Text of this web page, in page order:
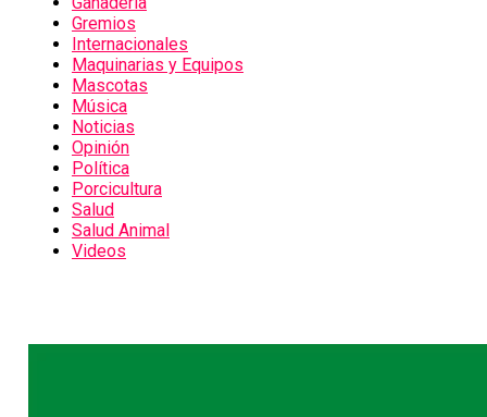
Gremios
Internacionales
Maquinarias y Equipos
Mascotas
Música
Noticias
Opinión
Política
Porcicultura
Salud
Salud Animal
Videos